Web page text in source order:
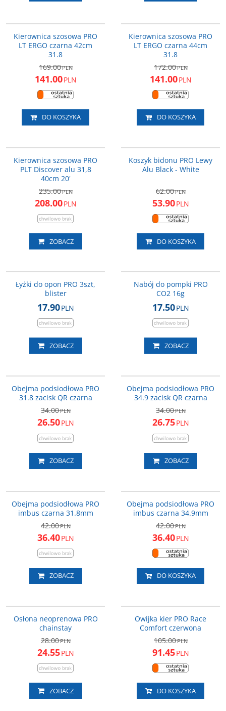
Kierownica szosowa PRO
LT ERGO czarna 42cm
31.8
169.00PLN
141.00PLN
DO KOSZYKA
Kierownica szosowa PRO
LT ERGO czarna 44cm
31.8
172.00PLN
141.00PLN
DO KOSZYKA
Kierownica szosowa PRO
PLT Discover alu 31,8
40cm 20'
235.00PLN
208.00PLN
ZOBACZ
Koszyk bidonu PRO Lewy
Alu Black - White
62.00PLN
53.90PLN
DO KOSZYKA
Łyżki do opon PRO 3szt,
blister
17.90PLN
ZOBACZ
Nabój do pompki PRO
CO2 16g
17.50PLN
ZOBACZ
Obejma podsiodłowa PRO
31.8 zacisk QR czarna
34.00PLN
26.50PLN
ZOBACZ
Obejma podsiodłowa PRO
34.9 zacisk QR czarna
34.00PLN
26.75PLN
ZOBACZ
Obejma podsiodłowa PRO
imbus czarna 31.8mm
42.00PLN
36.40PLN
ZOBACZ
Obejma podsiodłowa PRO
imbus czarna 34.9mm
42.00PLN
36.40PLN
DO KOSZYKA
Osłona neoprenowa PRO
chainstay
28.00PLN
24.55PLN
ZOBACZ
Owijka kier PRO Race
Comfort czerwona
105.00PLN
91.45PLN
DO KOSZYKA